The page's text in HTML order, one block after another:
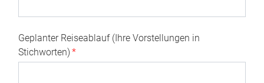
Geplanter Reiseablauf (Ihre Vorstellungen in
Stichworten) *